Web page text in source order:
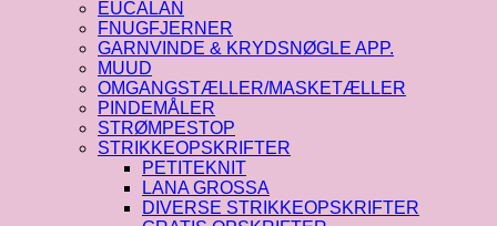
EUCALAN
FNUGFJERNER
GARNVINDE & KRYDSNØGLE APP.
MUUD
OMGANGSTÆLLER/MASKETÆLLER
PINDEMÅLER
STRØMPESTOP
STRIKKEOPSKRIFTER
PETITEKNIT
LANA GROSSA
DIVERSE STRIKKEOPSKRIFTER